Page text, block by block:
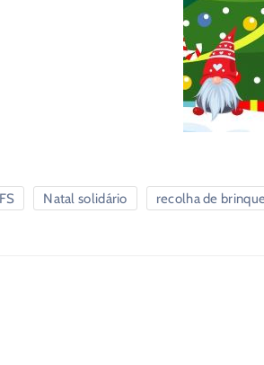
Natal solidário recolha de